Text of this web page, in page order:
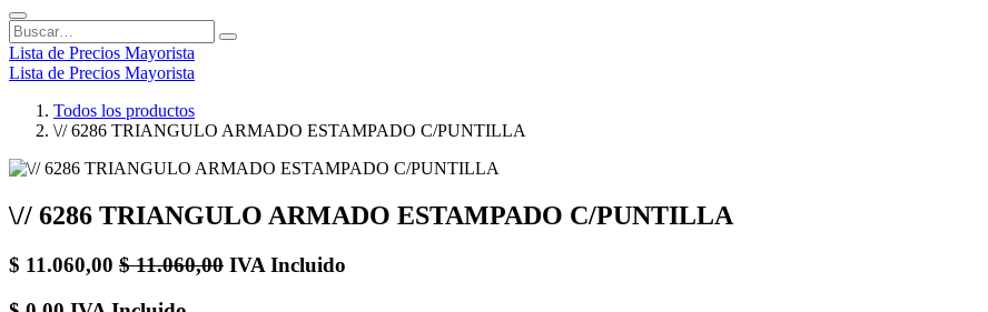
Lista de Precios Mayorista
Lista de Precios Mayorista
Todos los productos
\// 6286 TRIANGULO ARMADO ESTAMPADO C/PUNTILLA
\// 6286 TRIANGULO ARMADO ESTAMPADO C/PUNTILLA
$ 11.060,00 $11.060,00 IVA Incluido